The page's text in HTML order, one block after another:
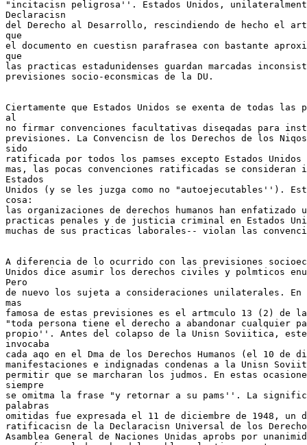
"incitacisn peligrosa''. Estados Unidos,
Declaracisn
del Derecho al Desarrollo, rescindiendo de hecho el
que
el documento en cuestisn parafrasea con bastante
que
las practicas estadunidenses guardan marcadas
previsiones socio-econsmicas de la DU.
Ciertamente que Estados Unidos se exenta de todas las
al
no firmar convenciones facultativas diseqadas para
previsiones. La Convencisn de los Derechos de los
sido
ratificada por todos los pamses excepto Estados Unidos
mas, las pocas convenciones ratificadas se consideran
Estados
Unidos (y se les juzga como no "autoejecutables'').
cosa:
las organizaciones de derechos humanos han
practicas penales y de justicia criminal en Estados
muchas de sus practicas laborales-- violan las
A diferencia de lo ocurrido con las previsiones
Unidos dice asumir los derechos civiles y polmticos
Pero
de nuevo los sujeta a consideraciones unilaterales. En
mas
famosa de estas previsiones es el artmculo 13 (2) de la
"toda persona tiene el derecho a abandonar cualquier
propio''. Antes del colapso de la Unisn Soviitica,
invocaba
cada aqo en el Dma de los Derechos Humanos (el 10 de
manifestaciones e indignadas condenas a la Unisn
permitir que se marcharan los judmos. En estas
siempre
se omitma la frase "y retornar a su pams''. La
palabras
omitidas fue expresada el 11 de diciembre de 1948, un
ratificacisn de la Declaracisn Universal de los
Asamblea General de Naciones Unidas aprobs por